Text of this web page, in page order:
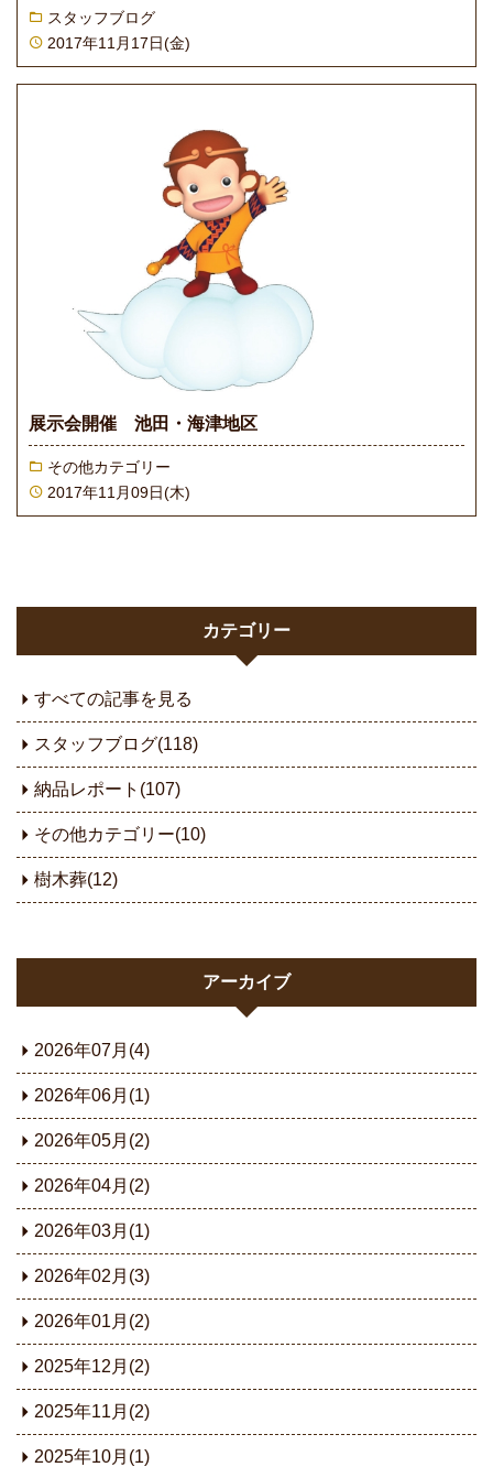
スタッフブログ
2017年11月17日(金)
展示会開催 池田・海津地区
その他カテゴリー
2017年11月09日(木)
カテゴリー
すべての記事を見る
スタッフブログ(118)
納品レポート(107)
その他カテゴリー(10)
樹木葬(12)
アーカイブ
2026年07月(4)
2026年06月(1)
2026年05月(2)
2026年04月(2)
2026年03月(1)
2026年02月(3)
2026年01月(2)
2025年12月(2)
2025年11月(2)
2025年10月(1)